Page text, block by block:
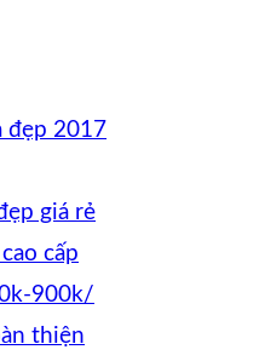
đẹp 2017
giá rẻ
cấp
900k/
thiện